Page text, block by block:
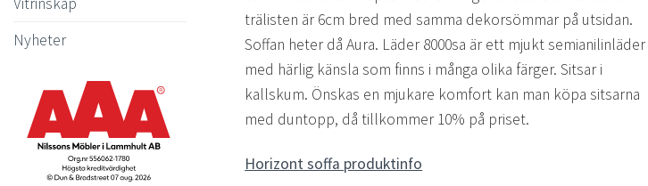
Nyheter
trälisten är 6cm bred med samma dekorsömmar på utsidan.
Soffan heter då Aura. Läder 8000sa är ett mjukt semianilinläder
med härlig känsla som finns i många olika färger. Sitsar i
kallskum. Önskas en mjukare komfort kan man köpa sitsarna
med duntopp, då tillkommer 10% på priset.
Horizont soffa produktinfo